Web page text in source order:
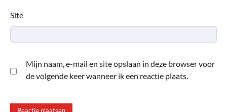
Site
Mijn naam, e-mail en site opslaan in deze browser voor
de volgende keer wanneer ik een reactie plaats.